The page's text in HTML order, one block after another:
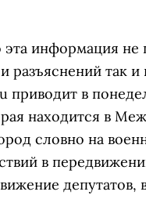
информация не
так
приводит в
находится в
словно на
в
депутатов,